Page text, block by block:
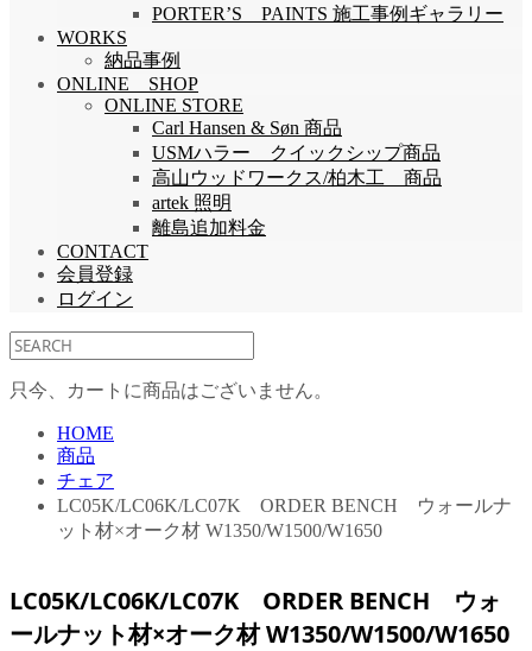
PORTER’S PAINTS 施工事例ギャラリー
WORKS
納品事例
ONLINE SHOP
ONLINE STORE
Carl Hansen & Søn 商品
USMハラー クイックシップ商品
高山ウッドワークス/柏木工 商品
artek 照明
離島追加料金
CONTACT
会員登録
ログイン
只今、カートに商品はございません。
HOME
商品
チェア
LC05K/LC06K/LC07K ORDER BENCH ウォールナ
ット材×オーク材 W1350/W1500/W1650
LC05K/LC06K/LC07K ORDER BENCH ウォ
ールナット材×オーク材 W1350/W1500/W1650